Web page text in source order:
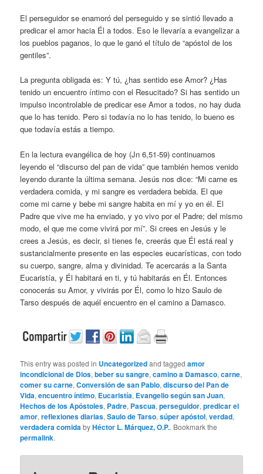
El perseguidor se enamoró del perseguido y se sintió llevado a
predicar el amor hacia Él a todos. Eso le llevaría a evangelizar a
los pueblos paganos, lo que le ganó el título de “apóstol de los
gentiles”.
La pregunta obligada es: Y tú, ¿has sentido ese Amor? ¿Has
tenido un encuentro íntimo con el Resucitado? Si has sentido un
impulso incontrolable de predicar ese Amor a todos, no hay duda
que lo has tenido. Pero si todavía no lo has tenido, lo bueno es
que todavía estás a tiempo.
En la lectura evangélica de hoy (Jn 6,51-59) continuamos
leyendo el “discurso del pan de vida” que también hemos venido
leyendo durante la última semana. Jesús nos dice: “Mi carne es
verdadera comida, y mi sangre es verdadera bebida. El que
come mi carne y bebe mi sangre habita en mí y yo en él. El
Padre que vive me ha enviado, y yo vivo por el Padre; del mismo
modo, el que me come vivirá por mí”. Si crees en Jesús y le
crees a Jesús, es decir, si tienes fe, creerás que Él está real y
sustancialmente presente en las especies eucarísticas, con todo
su cuerpo, sangre, alma y divinidad. Te acercarás a la Santa
Eucaristía, y Él habitará en ti, y tú habitarás en Él. Entonces
conocerás su Amor, y vivirás por Él, como lo hizo Saulo de
Tarso después de aquél encuentro en el camino a Damasco.
This entry was posted in Uncategorizedand taggedamor
incondicional de Dios,beber su sangre,camino a Damasco,carne,
comer su carne,Conversión de san Pablo,discurso del Pan de
Vida,encuentro íntimo, Eucaristía, Evangelio según san Juan,
Hechos de los Apóstoles, Padre, Pascua,perseguidor,predicar el
amor,reflexiones diarias,Saulo de Tarso,súper apóstol,verdad,
verdadera comidabyHéctor L. Márquez, O.P.. Bookmark the
permalink.